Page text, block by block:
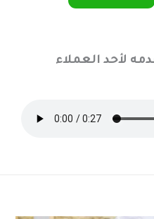
لأحد العملاء